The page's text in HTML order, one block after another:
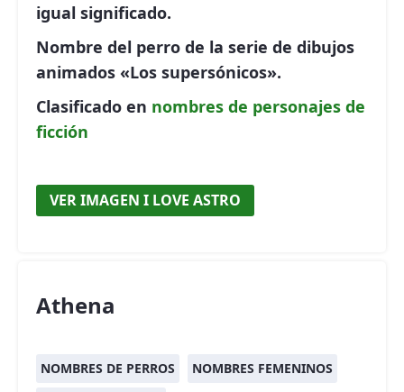
igual significado.
Nombre del perro de la serie de dibujos
animados «Los supersónicos».
Clasificado en nombres de personajes de
ficción
VER IMAGEN I LOVE ASTRO
Athena
NOMBRES DE PERROS
NOMBRES FEMENINOS